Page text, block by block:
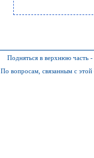
Подняться в верхнюю часть -
По вопросам, связанным с этой